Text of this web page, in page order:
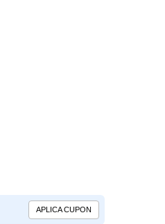
APLICA CUPON